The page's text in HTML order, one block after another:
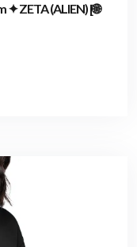
ZETA (ALIEN) [🌐